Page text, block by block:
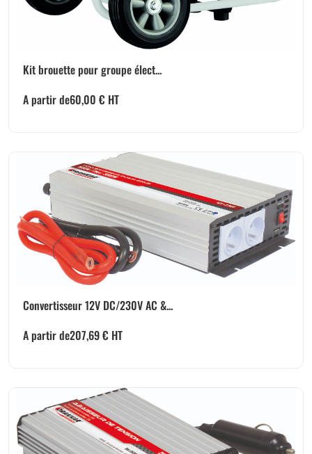
Kit brouette pour groupe élect...
A partir de60,00 € HT
Convertisseur 12V DC/230V AC &...
A partir de207,69€ HT